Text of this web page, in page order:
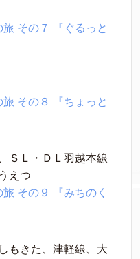
その７ 『ぐるっと
その８ 『ちょっと
ＳＬ・ＤＬ羽越本線
えつ
その９ 『みちのく
もきた、津軽線、大